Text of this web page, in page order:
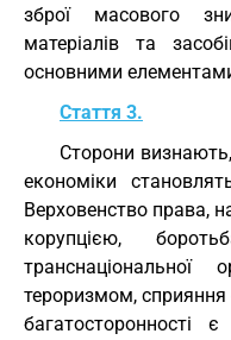
зброї масового
матеріалів та
основними елементами
Стаття 3.
Сторони
економіки
Верховенство права,
корупцією,
транснаціональної
тероризмом, сприяння
багатосторонності